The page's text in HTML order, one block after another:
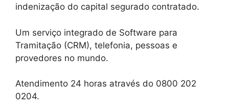
indenização do capital segurado contratado.
Um serviço integrado de Software para
Tramitação (CRM), telefonia, pessoas e
provedores no mundo.
Atendimento 24 horas através do 0800 202
0204.